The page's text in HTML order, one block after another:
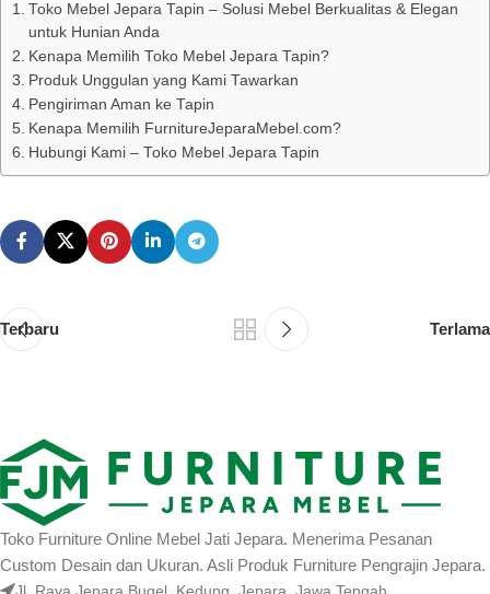
Toko Mebel Jepara Tapin – Solusi Mebel Berkualitas & Elegan
untuk Hunian Anda
Kenapa Memilih Toko Mebel Jepara Tapin?
Produk Unggulan yang Kami Tawarkan
Pengiriman Aman ke Tapin
Kenapa Memilih FurnitureJeparaMebel.com?
Hubungi Kami – Toko Mebel Jepara Tapin
Terbaru Terlama
Toko Furniture Online Mebel Jati Jepara. Menerima Pesanan
Custom Desain dan Ukuran. Asli Produk Furniture Pengrajin Jepara.